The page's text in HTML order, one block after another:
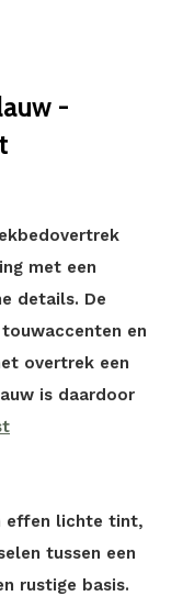
-
met een
details. De
en
overtrek een
is daardoor
effen lichte tint,
tussen een
rustige basis.